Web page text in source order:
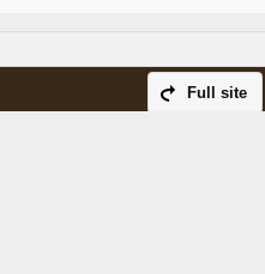
Full site